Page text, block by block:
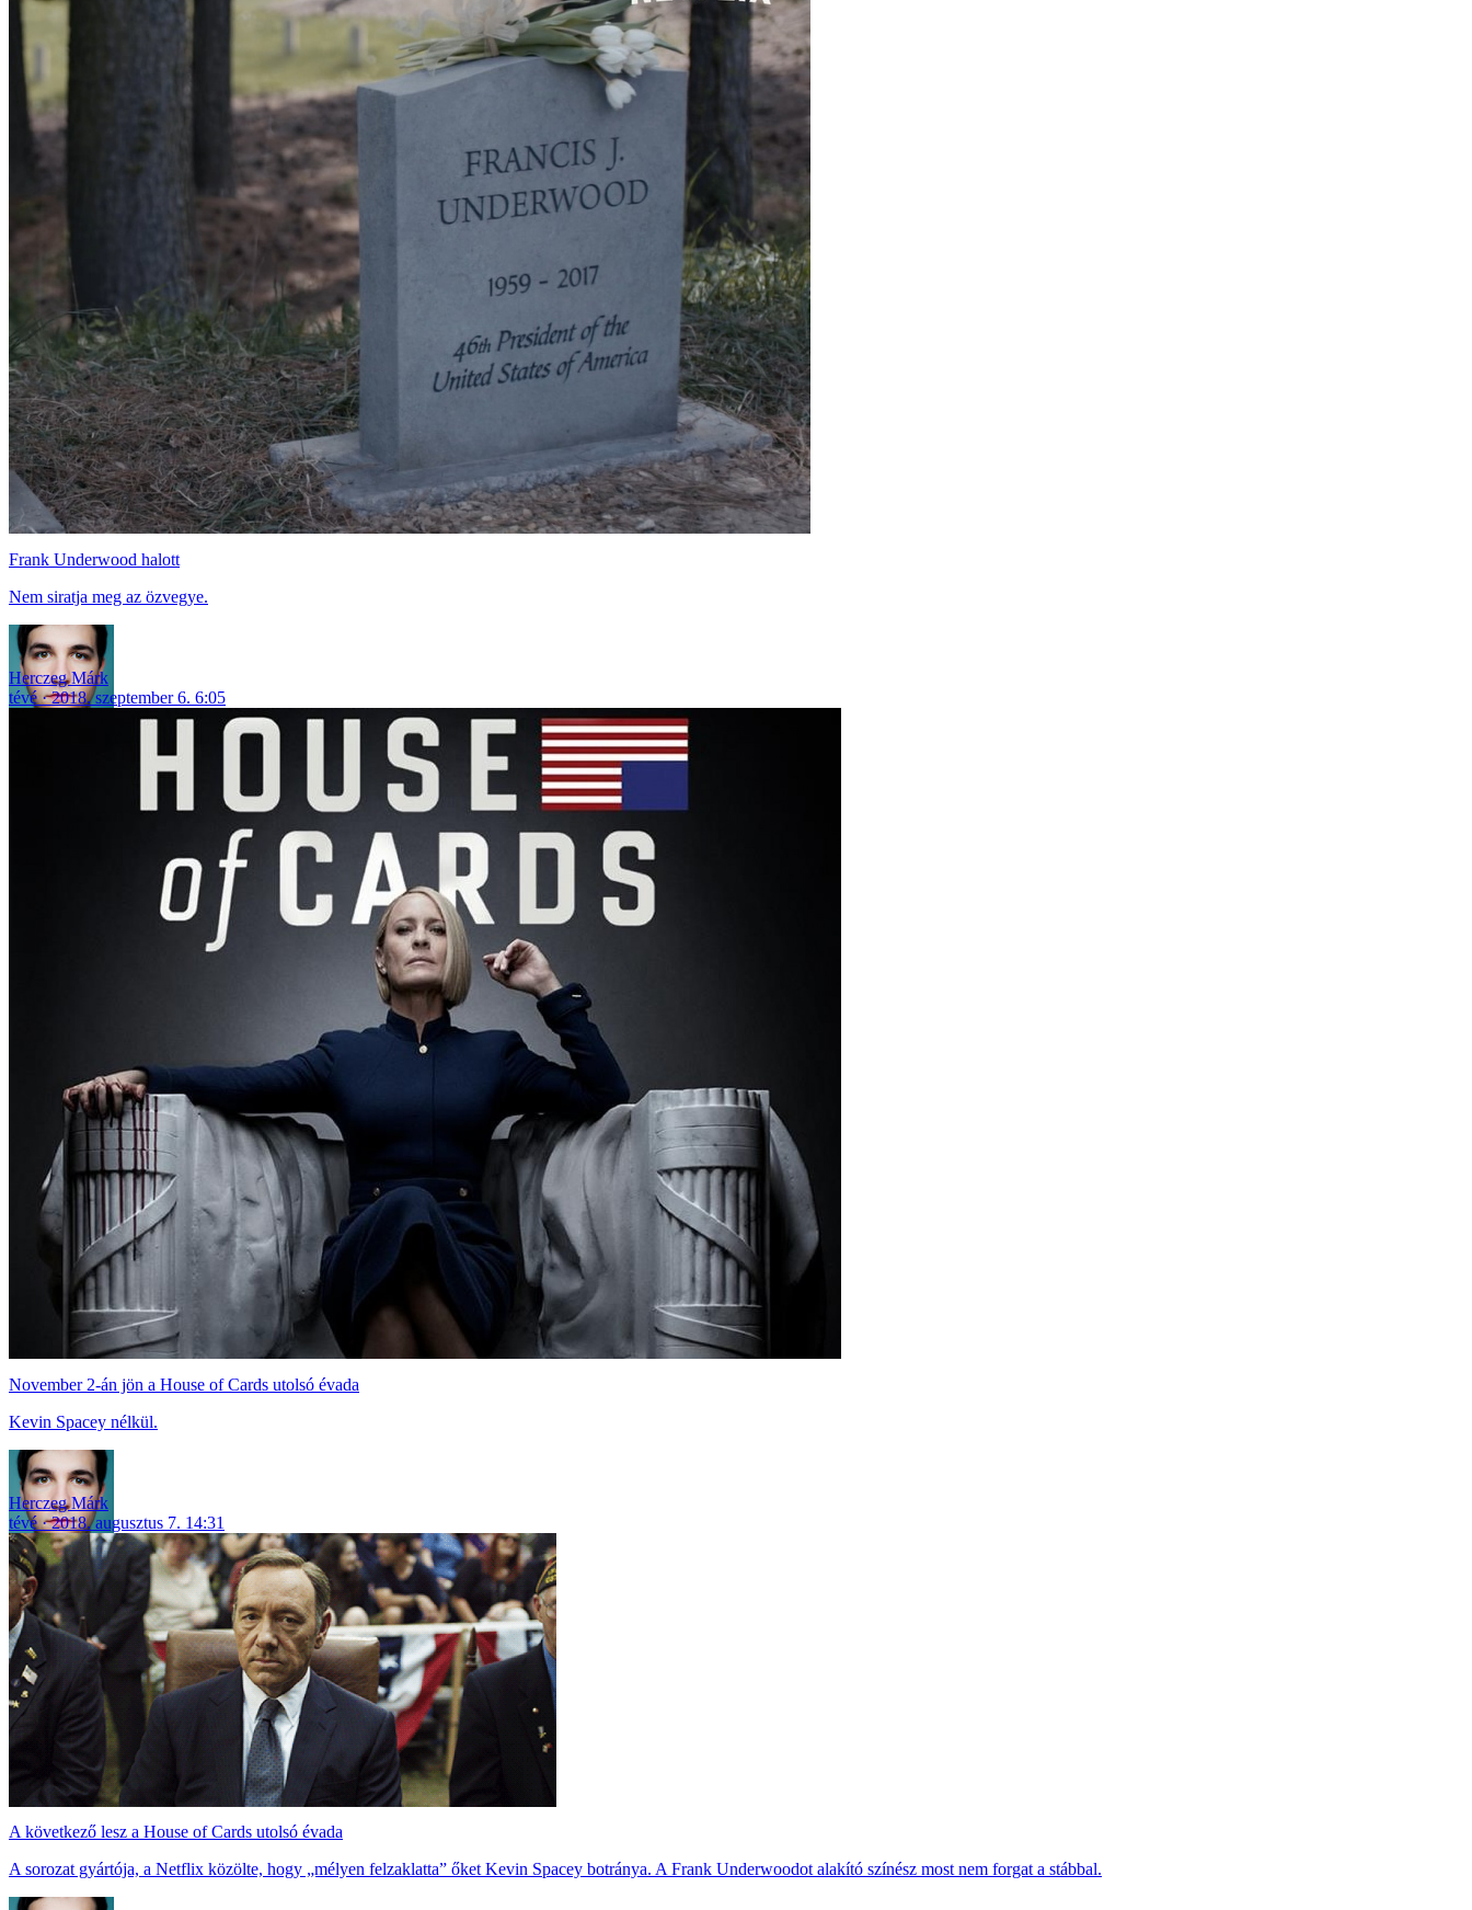
Frank Underwood halott
Nem siratja meg az özvegye.
Herczeg Márk
tévé
2018. szeptember 6. 6:05
November 2-án jön a House of Cards utolsó évada
Kevin Spacey nélkül.
Herczeg Márk
tévé
2018. augusztus 7. 14:31
A következő lesz a House of Cards utolsó évada
A sorozat gyártója, a Netflix közölte, hogy „mélyen felzaklatta” őket Kevin Spacey botránya. A Frank Underwoodot alakító színész most nem forgat a stábbal.